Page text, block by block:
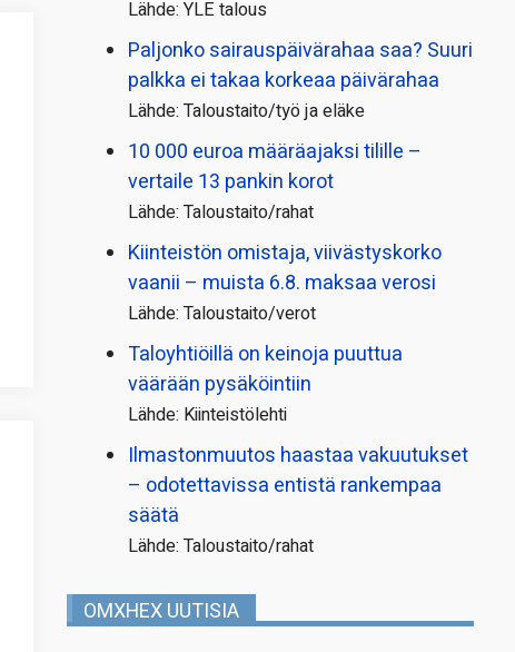
Lähde: YLE talous
Paljonko sairauspäivä­rahaa saa? Suuri
palkka ei takaa korkeaa päivärahaa
Lähde: Taloustaito/työ ja eläke
10 000 euroa määräajaksi tilille –
vertaile 13 pankin korot
Lähde: Taloustaito/rahat
Kiinteistön omistaja, viivästyskorko
vaanii – muista 6.8. maksaa verosi
Lähde: Taloustaito/verot
Taloyhtiöillä on keinoja puuttua
väärään pysäköintiin
Lähde: Kiinteistölehti
Ilmastonmuutos haastaa vakuutukset
– odotettavissa entistä rankempaa
säätä
Lähde: Taloustaito/rahat
OMXHEX UUTISIA